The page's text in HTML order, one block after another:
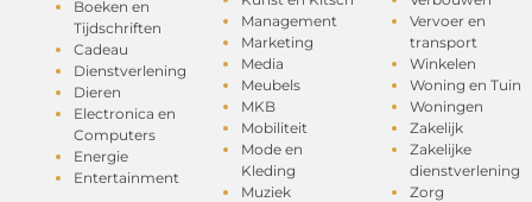
Boeken en
Tijdschriften
Cadeau
Dienstverlening
Dieren
Electronica en
Computers
Energie
Entertainment
Management
Marketing
Media
Meubels
MKB
Mobiliteit
Mode en
Kleding
Muziek
Vervoer en
transport
Winkelen
Woning en Tuin
Woningen
Zakelijk
Zakelijke
dienstverlening
Zorg